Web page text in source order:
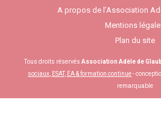
A propos de l’Association
Mentions
Plan du site
Tous droits réservés Association Adèle de
sociaux, ESAT, EA & formation continue-
remarquable